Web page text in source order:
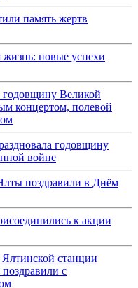
память жертв
жизнь: новые успехи
годовщину Великой
концертом, полевой
годовщину
войне
поздравили в Днём
к акции
станции
с